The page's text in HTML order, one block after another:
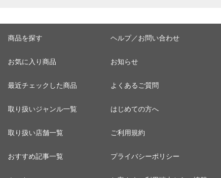
商品を探す
お気に入り商品
最近チェックした商品
取り扱いジャンル一覧
取り扱い店舗一覧
おすすめ記事一覧
ヘルプ／お問い合わせ
お知らせ
よくあるご質問
はじめての方へ
ご利用規約
プライバシーポリシー